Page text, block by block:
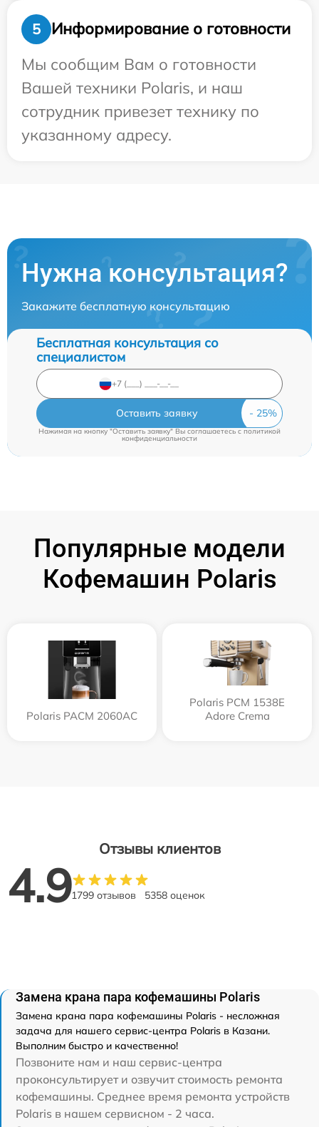
5
Информирование о готовности
Мы сообщим Вам о готовности
Вашей техники Polaris, и наш
сотрудник привезет технику по
указанному адресу.
Нужна консультация?
Закажите бесплатную консультацию
Бесплатная консультация со
специалистом
Оставить заявку
Нажимая на кнопку "Оставить заявку" Вы соглашаетесь cполитикой
конфиденциальности
Популярные модели
Кофемашин Polaris
Polaris PACM 2060AC
Polaris PCM 1538E
Adore Crema
Отзывы клиентов
4.91799 отзывов 5358 оценок
Замена крана пара кофемашины Polaris
Замена крана пара кофемашины Polaris - несложная
задача для нашего сервис-центра Polaris в Казани.
Выполним быстро и качественно!
Позвоните нам и наш сервис-центра
проконсультирует и озвучит стоимость ремонта
кофемашины. Среднее время ремонта устройств
Polaris в нашем сервисном - 2 часа.